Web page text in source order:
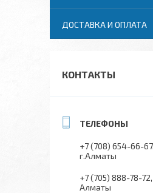
ДОСТАВКА И ОПЛАТА
КОНТАКТЫ
+7 (708) 654-66-67
г.Алматы
+7 (705) 888-78-72
Алматы